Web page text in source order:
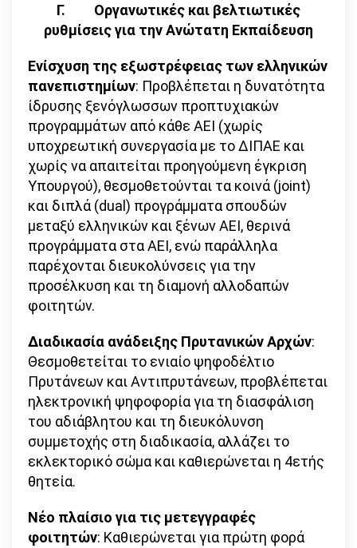
Γ. Οργανωτικές και βελτιωτικές
ρυθμίσεις για την Ανώτατη Εκπαίδευση
Ενίσχυση της εξωστρέφειας των ελληνικών
πανεπιστημίων: Προβλέπεται η δυνατότητα
ίδρυσης ξενόγλωσσων προπτυχιακών
προγραμμάτων από κάθε ΑΕΙ (χωρίς
υποχρεωτική συνεργασία με το ΔΙΠΑΕ και
χωρίς να απαιτείται προηγούμενη έγκριση
Υπουργού), θεσμοθετούνται τα κοινά (joint)
και διπλά (dual) προγράμματα σπουδών
μεταξύ ελληνικών και ξένων ΑΕΙ, θερινά
προγράμματα στα ΑΕΙ, ενώ παράλληλα
παρέχονται διευκολύνσεις για την
προσέλκυση και τη διαμονή αλλοδαπών
φοιτητών.
Διαδικασία ανάδειξης Πρυτανικών Αρχών:
Θεσμοθετείται το ενιαίο ψηφοδέλτιο
Πρυτάνεων και Αντιπρυτάνεων, προβλέπεται
ηλεκτρονική ψηφοφορία για τη διασφάλιση
του αδιάβλητου και τη διευκόλυνση
συμμετοχής στη διαδικασία, αλλάζει το
εκλεκτορικό σώμα και καθιερώνεται η 4ετής
θητεία.
Νέο πλαίσιο για τις μετεγγραφές
φοιτητών: Καθιερώνεται για πρώτη φορά